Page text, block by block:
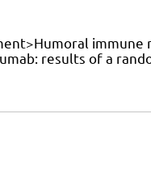
immune
results of a